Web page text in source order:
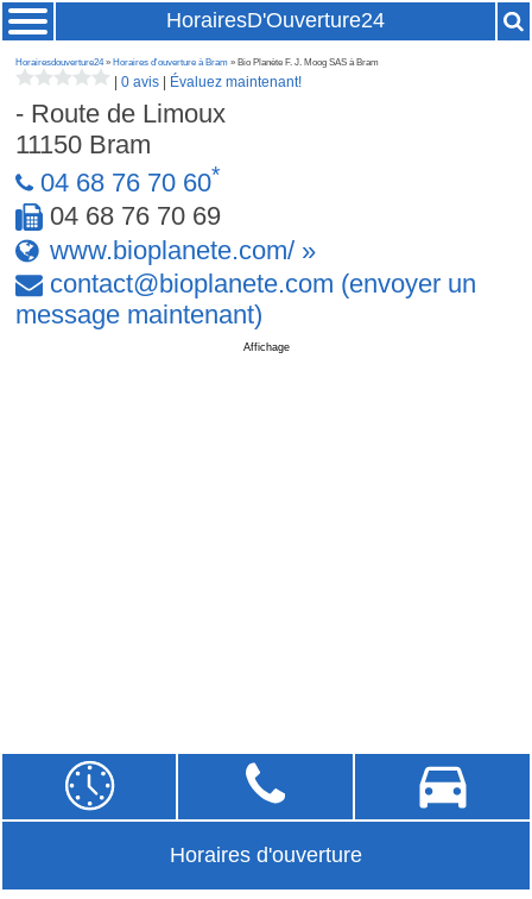
HorairesD'Ouverture24
Horairesdouverture24» Horaires d'ouverture à Bram » Bio Planète F. J. Moog SAS à Bram
|0 avis Évaluez maintenant!
- Route de Limoux
11150 Bram
04 68 76 70 60*
04 68 76 70 69
www.bioplanete.com/ »
contact@bioplanete.com (envoyer un
message maintenant)
Affichage
Horaires d'ouverture